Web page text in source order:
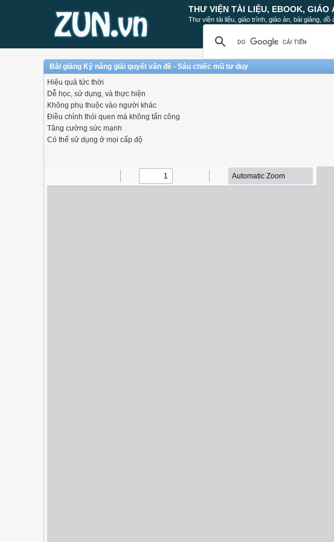
THƯ VIỆN TÀI LIỆU, EBOOK, GIÁO
Thư viện tài liệu, giáo trình, giáo án, bài giảng,
Bài giảng Kỹ năng giải quyết vấn đề - Sáu chiếc mũ tư duy
Hiệu quả tức thời
Dễ học, sử dụng, và thực hiện
Không phụ thuộc vào người khác
Điều chỉnh thói quen mà không tấn công
Tăng cường sức mạnh
Có thể sử dụng ở mọi cấp độ